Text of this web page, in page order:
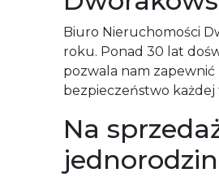
Biuro Nieruchomości
roku. Ponad 30 lat
pozwala nam zapewnić
bezpieczeństwo każdej
Na